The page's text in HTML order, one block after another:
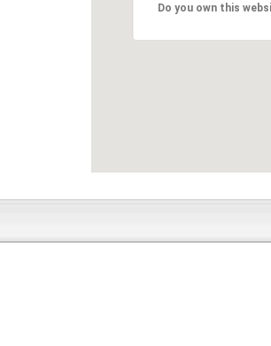
Do you own this